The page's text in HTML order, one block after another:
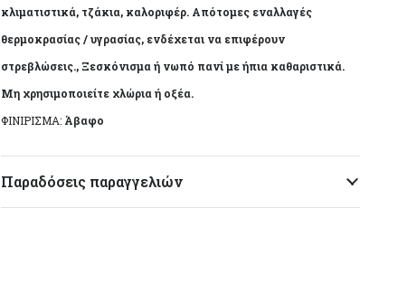
κλιματιστικά, τζάκια, καλοριφέρ. Απότομες εναλλαγές
θερμοκρασίας / υγρασίας, ενδέχεται να επιφέρουν
στρεβλώσεις., Ξεσκόνισμα ή νωπό πανί με ήπια καθαριστικά.
Μη χρησιμοποιείτε χλώρια ή οξέα.
ΦΙΝΙΡΙΣΜΑ: Άβαφο
Παραδόσεις παραγγελιών